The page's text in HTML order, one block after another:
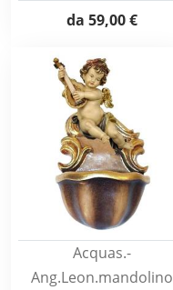
da 59,00 €
Acquas.-
Ang.Leon.mandolino